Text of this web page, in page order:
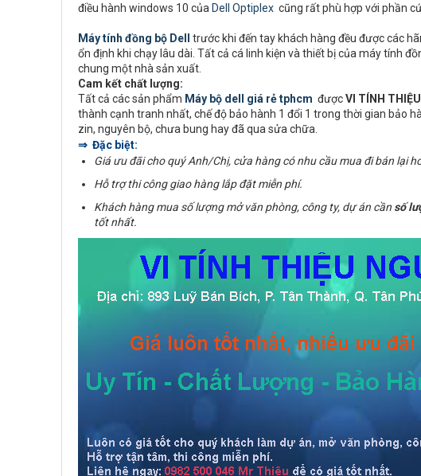
điều hành windows 10 của Dell Optiplex cũng rất phù hợp với phần
Máy tính đồng bộ Dell
trước khi đến tay khách hàng đều được các
ổn định khi chạy lâu dài. Tất cả cá linh kiện và thiết bị của máy tính
chung một nhà sản xuất.
Cam kết chất lượng:
Tất cả các sản phẩm Máy bộ dell giá rẻ tphcm đượcVI TÍNH THIỆU
thành cạnh tranh nhất, chế độ bảo hành 1 đổi 1 trong thời gian bảo
zin, nguyên bộ, chưa bung hay đã qua sửa chữa.
⇒ Đặc biệt:
Giá ưu đãi cho quý Anh/Chị, cửa hàng có nhu cầu mua đi bán lại
Hỗ trợ thi công giao hàng lắp đặt miễn phí.
Khách hàng mua số lượng mở văn phòng, công ty, dự án cần số
tốt nhất.